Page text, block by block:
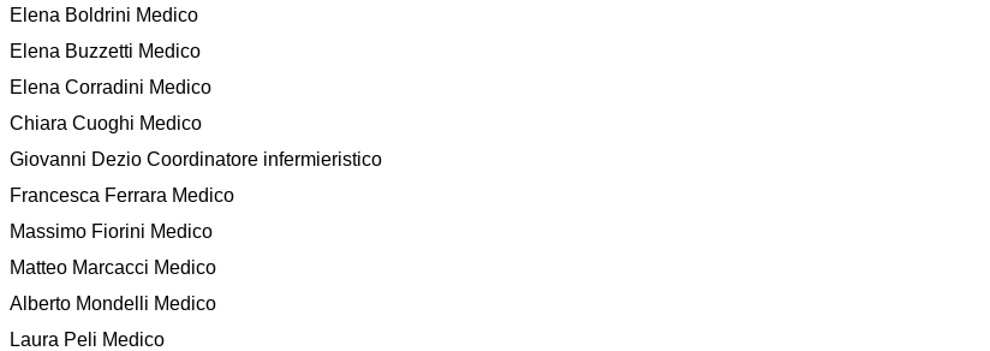
Elena Boldrini Medico
Elena Buzzetti Medico
Elena Corradini Medico
Chiara Cuoghi Medico
Giovanni Dezio Coordinatore infermieristico
Francesca Ferrara Medico
Massimo Fiorini Medico
Matteo Marcacci Medico
Alberto Mondelli Medico
Laura Peli Medico